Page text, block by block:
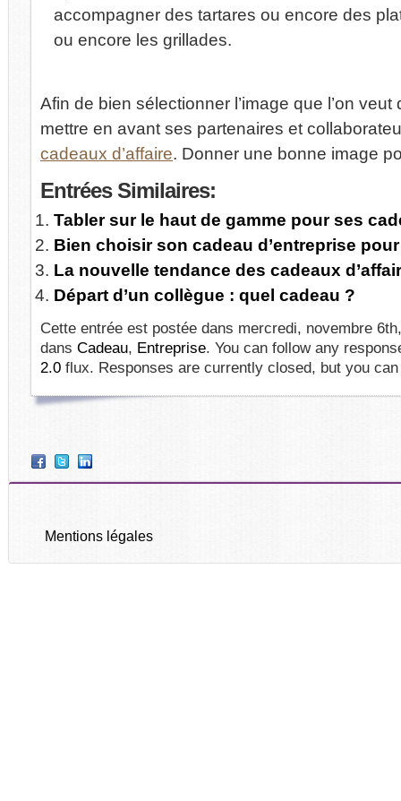
accompagner des tartares ou encore des
ou encore les grillades.
Afin de bien sélectionner l’image que l’on
mettre en avant ses partenaires et
cadeaux d’affaire. Donner une bonne image
EntréesSimilaires:
Tabler sur le haut de gamme pour ses
Bien choisir son cadeau d’entreprise
La nouvelle tendance des cadeaux
Départ d’un collègue : quel cadeau ?
Cette entrée est postée dans mercredi, novembre
dans Cadeau, Entreprise. You can follow any
2.0 flux. Responses are currently closed, but you
Mentions légales